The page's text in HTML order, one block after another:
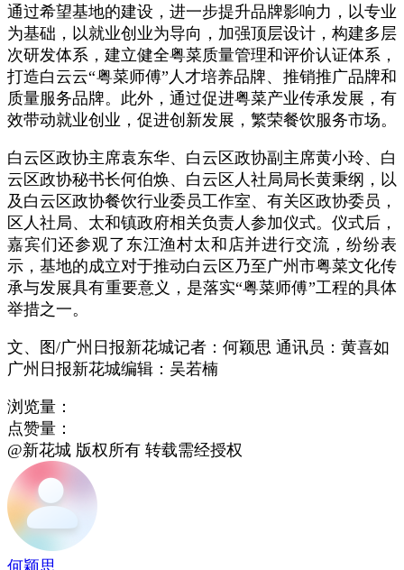
通过希望基地的建设，进一步提升品牌影响力，以专业
为基础，以就业创业为导向，加强顶层设计，构建多层
次研发体系，建立健全粤菜质量管理和评价认证体系，
打造白云云“粤菜师傅”人才培养品牌、推销推广品牌和
质量服务品牌。此外，通过促进粤菜产业传承发展，有
效带动就业创业，促进创新发展，繁荣餐饮服务市场。
白云区政协主席袁东华、白云区政协副主席黄小玲、白
云区政协秘书长何伯焕、白云区人社局局长黄秉纲，以
及白云区政协餐饮行业委员工作室、有关区政协委员，
区人社局、太和镇政府相关负责人参加仪式。仪式后，
嘉宾们还参观了东江渔村太和店并进行交流，纷纷表
示，基地的成立对于推动白云区乃至广州市粤菜文化传
承与发展具有重要意义，是落实“粤菜师傅”工程的具体
举措之一。
文、图/广州日报新花城记者：何颖思 通讯员：黄喜如
广州日报新花城编辑：吴若楠
浏览量：
点赞量：
@新花城 版权所有 转载需经授权
何颖思